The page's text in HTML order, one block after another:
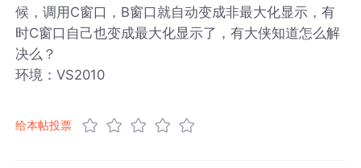
候，调用C窗口，B窗口就自动变成非最大化显示，有
时C窗口自己也变成最大化显示了，有大侠知道怎么解
决么？
环境：VS2010
给本帖投票